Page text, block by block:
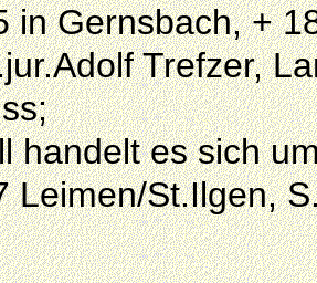
in Gernsbach, +
Trefzer,
es sich um
Leimen/St.Ilgen,